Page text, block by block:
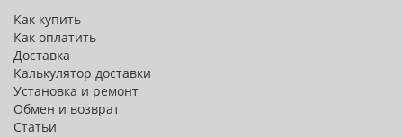
Как купить
Как оплатить
Доставка
Калькулятор доставки
Установка и ремонт
Обмен и возврат
Статьи